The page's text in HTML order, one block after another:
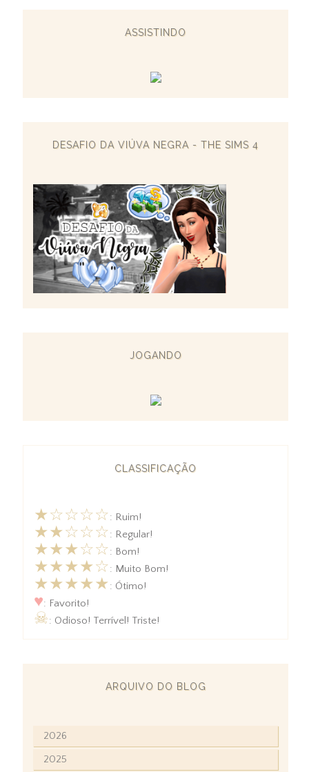
ASSISTINDO
DESAFIO DA VIÚVA NEGRA - THE SIMS 4
JOGANDO
CLASSIFICAÇÃO
★☆☆☆☆: Ruim!
★★☆☆☆: Regular!
★★★☆☆: Bom!
★★★★☆: Muito Bom!
★★★★★: Ótimo!
♥: Favorito!
☠: Odioso! Terrível! Triste!
ARQUIVO DO BLOG
2026
2025